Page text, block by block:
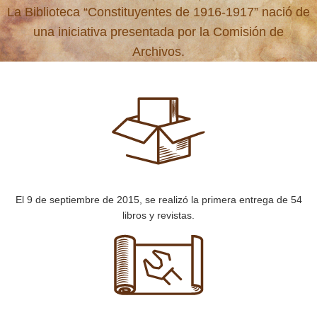
La Biblioteca “Constituyentes de 1916-1917” nació de
una iniciativa presentada por la Comisión de
Archivos.
El 9 de septiembre de 2015, se realizó la primera entrega de 54
libros y revistas.